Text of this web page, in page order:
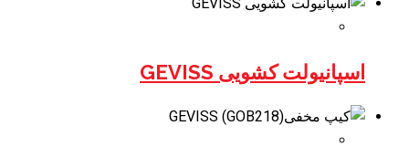
اسپانیولت کشویی GEVISS